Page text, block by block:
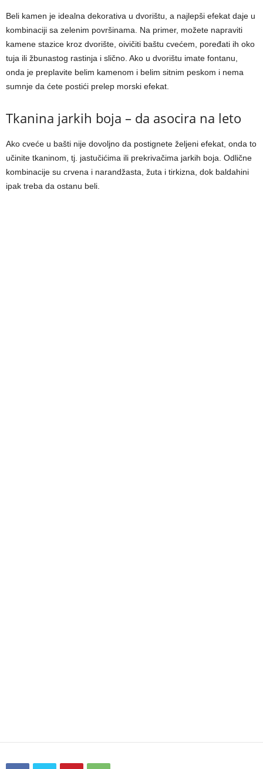
Beli kamen je idealna dekorativa u dvorištu, a najlepši efekat daje u
kombinaciji sa zelenim površinama. Na primer, možete napraviti
kamene stazice kroz dvorište, oivičiti baštu cvećem, poređati ih oko
tuja ili žbunastog rastinja i slično. Ako u dvorištu imate fontanu,
onda je preplavite belim kamenom i belim sitnim peskom i nema
sumnje da ćete postići prelep morski efekat.
Tkanina jarkih boja – da asocira na leto
Ako cveće u bašti nije dovoljno da postignete željeni efekat, onda to
učinite tkaninom, tj. jastučićima ili prekrivačima jarkih boja. Odlične
kombinacije su crvena i narandžasta, žuta i tirkizna, dok baldahini
ipak treba da ostanu beli.